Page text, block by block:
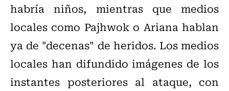
habría niños, mientras que medios
locales como Pajhwok o Ariana hablan
ya de "decenas" de heridos. Los medios
locales han difundido imágenes de los
instantes posteriores al ataque, con